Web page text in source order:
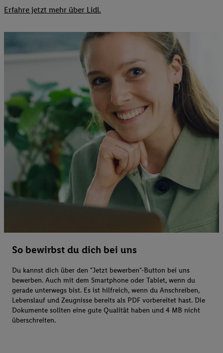
Erfahre jetzt mehr über Lidl.
So bewirbst du dich bei uns
Du kannst dich über den "Jetzt bewerben"-Button bei uns
bewerben. Auch mit dem Smartphone oder Tablet, wenn du
gerade unterwegs bist. Es ist hilfreich, wenn du Anschreiben,
Lebenslauf und Zeugnisse bereits als PDF vorbereitet hast. Die
Dokumente sollten eine gute Qualität haben und 4 MB nicht
überschreiten.